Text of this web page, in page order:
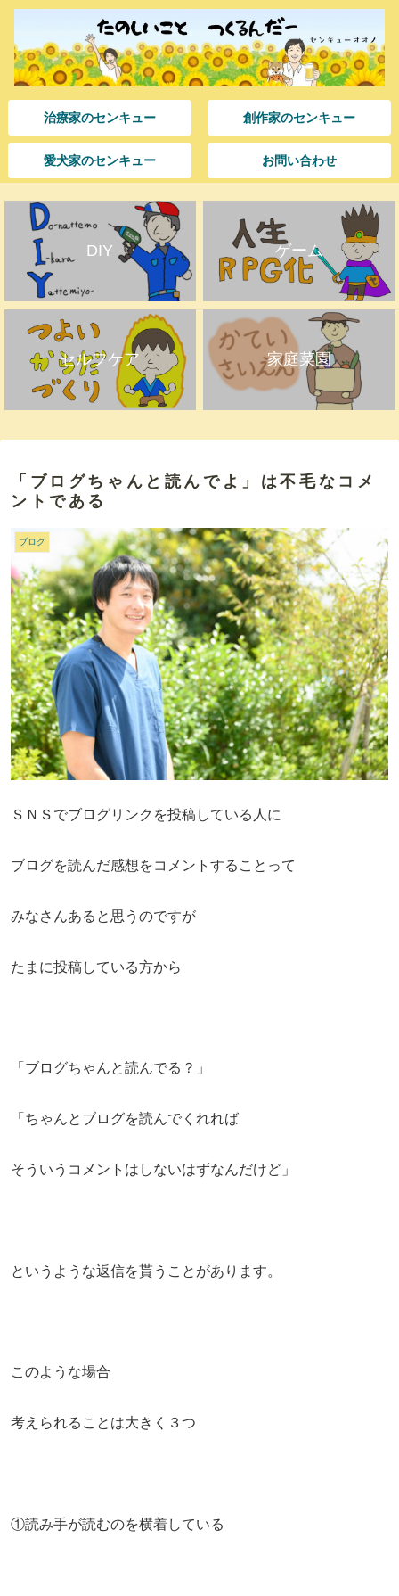
治療家のセンキュー 創作家のセンキュー
愛犬家のセンキュー お問い合わせ
DIY ゲーム
セルフケア 家庭菜園
「ブログちゃんと読んでよ」は不毛なコメ
ントである
ブログ
ＳＮＳでブログリンクを投稿している人に
ブログを読んだ感想をコメントすることって
みなさんあると思うのですが
たまに投稿している方から
「ブログちゃんと読んでる？」
「ちゃんとブログを読んでくれれば
そういうコメントはしないはずなんだけど」
というような返信を貰うことがあります。
このような場合
考えられることは大きく３つ
①読み手が読むのを横着している